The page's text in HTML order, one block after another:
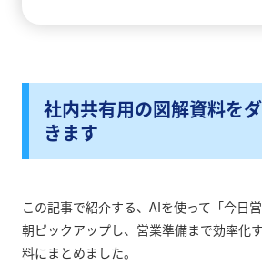
社内共有用の図解資料を
きます
この記事で紹介する、AIを使って「今日
朝ピックアップし、営業準備まで効率化
料にまとめました。